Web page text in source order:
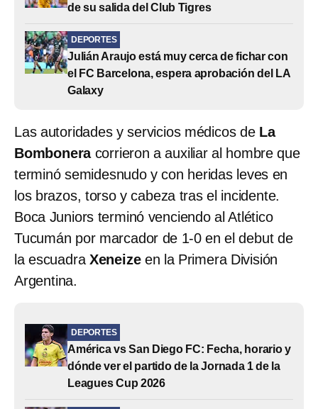
de su salida del Club Tigres
DEPORTES
Julián Araujo está muy cerca de fichar con
el FC Barcelona, espera aprobación del LA
Galaxy
Las autoridades y servicios médicos de La
Bombonera corrieron a auxiliar al hombre que
terminó semidesnudo y con heridas leves en
los brazos, torso y cabeza tras el incidente.
Boca Juniors terminó venciendo al Atlético
Tucumán por marcador de 1-0 en el debut de
la escuadra Xeneizeen la Primera División
Argentina.
DEPORTES
América vs San Diego FC: Fecha, horario y
dónde ver el partido de la Jornada 1 de la
Leagues Cup 2026